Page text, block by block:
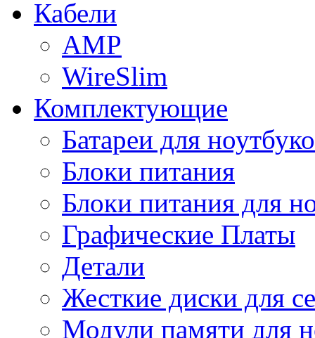
Кабели
AMP
WireSlim
Комплектующие
Батареи для
Блоки питания
Блоки питания для
Графические Платы
Детали
Жесткие диски для
Модули памяти для